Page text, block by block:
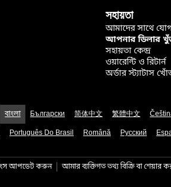
সহায়তা
আমাদের সাথে
আপনার ডিলার
সহায়তা কেন্দ্র
ওয়ারেন্টি ও রিটার্ন
অর্ডার স্ট্যাটাস
বাংলা Български 简体中文 繁體中文
Português Do Brasil Română Русский
আপডেট করুন আমার ব্যক্তিগত তথ্য বিক্রি বা শেয়ার